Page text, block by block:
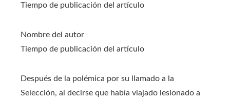
Tiempo de publicación del artículo
Nombre del autor
Tiempo de publicación del artículo
Después de la polémica por su llamado a la
Selección, al decirse que había viajado lesionado a